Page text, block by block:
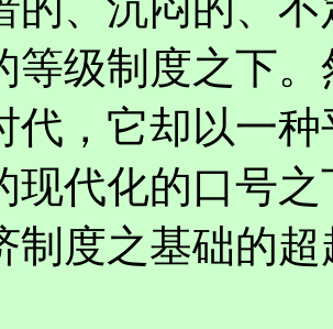
等级制度之下
代，它却以一
现代化的口号
制度之基础的